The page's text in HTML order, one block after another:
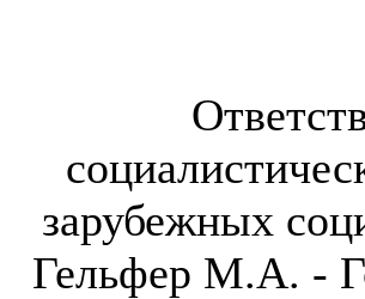
зарубежных
Гельфер М.А. -